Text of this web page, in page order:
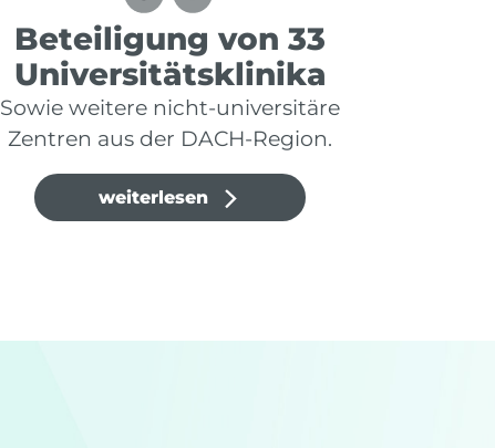
Beteiligung von 33
Universitätsklinika
Sowie weitere nicht‑universitäre
Zentren aus der DACH‑Region.
weiterlesen